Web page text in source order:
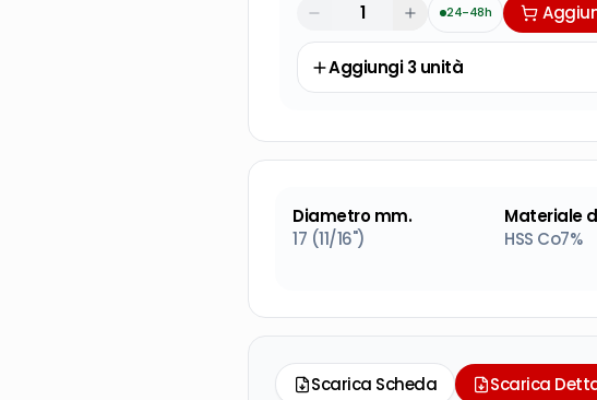
24-48h
Aggiungi3unità
Diametro mm.
17 (11/16")
Materiale
HSS Co7%
Scarica Scheda Scarica